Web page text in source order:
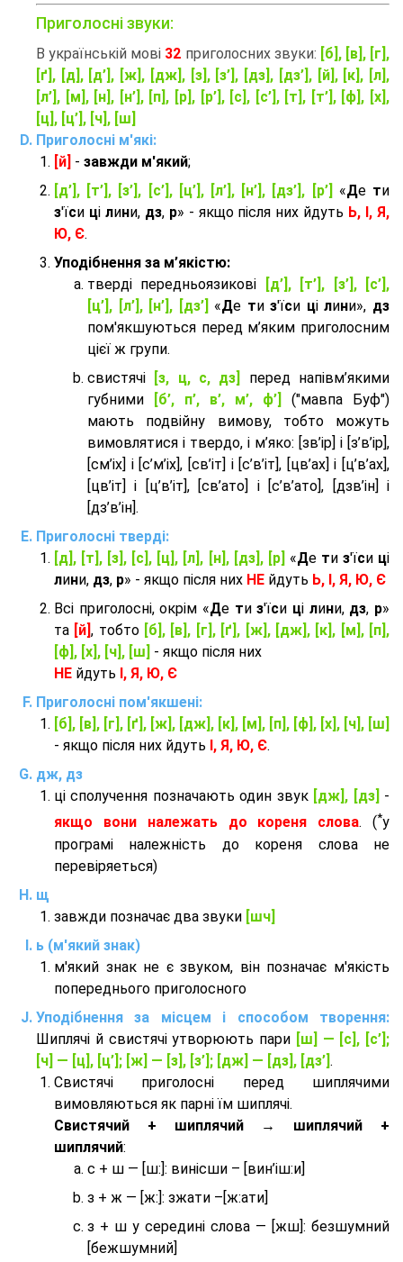
Приголосні звуки:
В українській мові 32 приголосних звуки: [б], [в], [г],
[ґ], [д], [д’], [ж], [дж], [з], [з’], [дз], [дз’], [й], [к], [л],
[л’], [м], [н], [н’], [п], [р], [р’], [с], [с’], [т], [т’], [ф], [х],
[ц], [ц’], [ч], [ш]
Приголосні м'які:
[й] - завжди м'який;
[д’], [т’], [з’], [с’], [ц’], [л’], [н’], [дз’], [р’]
«Де ти
з'їси ці лини, дз, р» - якщо після них йдуть Ь, І, Я,
Ю, Є.
Уподібнення за м’якістю:
тверді передньоязикові
[д’], [т’], [з’], [с’],
[ц’], [л’], [н’], [дз’] «Де тиз'їси цілини», дз
пом'якшуються перед м’яким приголосним
цієї ж групи.
cвистячі
[з, ц, с, дз]
перед напівм’якими
губними
[б’, п’, в’, м’, ф’]
("мавпа Буф")
мають подвійну вимову, тобто можуть
вимовлятися і твердо, і м’яко: [зв’ір] і [з’в’ір],
[см’іх] і [с’м’іх], [св’іт] і [с’в’іт], [цв’ах] і [ц’в’ах],
[цв’іт] і [ц’в’іт], [св’ато] і [с’в’ато], [дзв’iн] і
[дз’в’iн].
Приголосні тверді:
[д], [т], [з], [с], [ц], [л], [н], [дз], [р] «Де ти з'їси ці
лини, дз, р» - якщо після них НЕ йдуть Ь, І, Я, Ю, Є
Всі приголосні, окрім «Де тиз'їси ці лини, дз, р»
та [й], тобто [б], [в], [г], [ґ], [ж], [дж], [к], [м], [п],
[ф], [х], [ч], [ш] - якщо після них
НЕ йдуть І, Я, Ю, Є
Приголосні пом'якшені:
[б], [в], [г], [ґ], [ж], [дж], [к], [м], [п], [ф], [х], [ч], [ш]
- якщо після них йдуть І, Я, Ю, Є.
дж, дз
ці сполучення позначають один звук [дж], [дз] -
якщо вони належать до кореня слова. (*у
програмі належність до кореня слова не
перевіряеться)
щ
завжди позначає два звуки [шч]
ь (м'який знак)
м'який знак не є звуком, він позначає м'якість
попереднього приголосного
Уподібнення за місцем і способом творення:
Шиплячі й свистячі утворюють пари [ш] — [c], [с’];
[ч] — [ц], [ц’]; [ж] — [з], [з’]; [дж] — [дз], [дз’] .
Свистячі приголосні перед шиплячими
вимовляються як парні їм шиплячі.
Cвистячий + шиплячий → шиплячий +
шиплячий:
с + ш — [ш:]: винісши – [вин’іш:и]
з + ж — [ж:]: зжати –[ж:ати]
з + ш у середині слова — [жш]: безшумний
[бежшумний]